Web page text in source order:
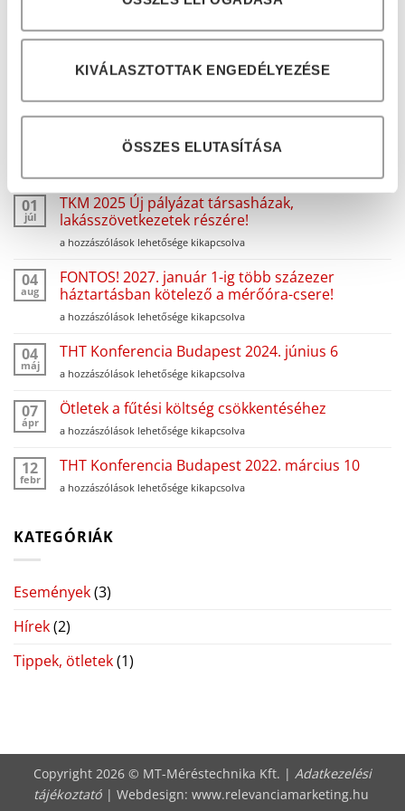
KIVÁLASZTOTTAK ENGEDÉLYEZÉSE
ÖSSZES ELUTASÍTÁSA
Zanati út 26
+36 70 428 1725
info@mt-merestechnika.net
LEGUTÓBBI BEJEGZÉSEK
01
júl
TKM 2025 Új pályázat társasházak,
lakásszövetkezetek részére!
TKM
Új
pályázat
társasházak,
lakásszövetkezetek
bejegyzéshez
a hozzászólások lehetősége kikapcsolva
04
aug
FONTOS! 2027. január 1-ig több százezer
háztartásban kötelező a mérőóra-csere!
FONTOS!
január
ig
százezer
háztartásban
kötelező
mérőóra-
csere!
a hozzászólások lehetősége kikapcsolva
04
máj
THT Konferencia Budapest 2024. június 6
THT
Budapest
június
bejegyzéshez
a hozzászólások lehetősége kikapcsolva
07
ápr
Ötletek a fűtési költség csökkentéséhez
Ötletek
fűtési
csökkentéséhez
a hozzászólások lehetősége kikapcsolva
12
febr
THT Konferencia Budapest 2022. március 10
THT
2022.
a hozzászólások lehetősége kikapcsolva
KATEGÓRIÁK
Események(3)
Hírek(2)
Tippek, ötletek(1)
Copyright 2026 © MT-Méréstechnika Kft. | Adatkezelési
tájékoztató | Webdesign: www.relevanciamarketing.hu